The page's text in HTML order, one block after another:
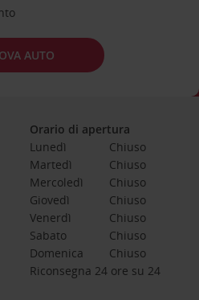
AUTO
Orario di apertura
Lunedì
Chiuso
Martedì
Chiuso
Mercoledì
Chiuso
Giovedì
Chiuso
Venerdì
Chiuso
Sabato
Chiuso
Domenica
Chiuso
Riconsegna 24 ore su 24